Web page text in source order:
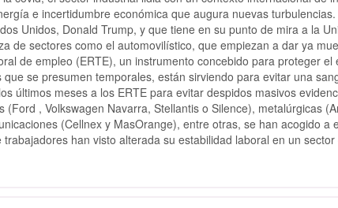
e incertidumbre económica que augura nuevas
Unidos, Donald Trump, y que tiene en su punto de mira a la
de sectores como el automovilístico, que empiezan a dar ya
de empleo (ERTE), un instrumento concebido para proteger el
se presumen temporales, están sirviendo para evitar una
últimos meses a los ERTE para evitar despidos masivos
(Ford , Volkswagen Navarra, Stellantis o Silence), metalúrgicas
(Cellnex y MasOrange), entre otras, se han acogido a
han visto alterada su estabilidad laboral en un